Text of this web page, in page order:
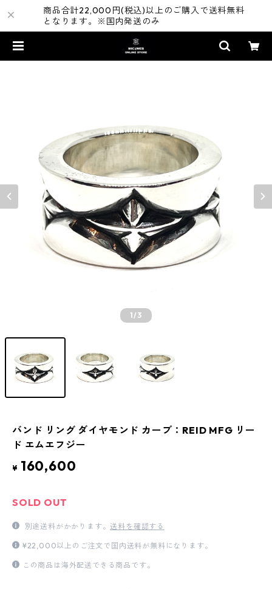
商品合計22,000円(税込)以上のご購入で送料無料
となります。※国内発送のみ
1/3
バンド リング ダイヤモンド カーブ：REID MFG リー
ド エムエフジー
¥ 160,600
SOLD OUT
別途送料がかかります。送料を確認する
¥22,000以上のご注文で国内送料が無料になります。
この商品は海外配送できる商品です。